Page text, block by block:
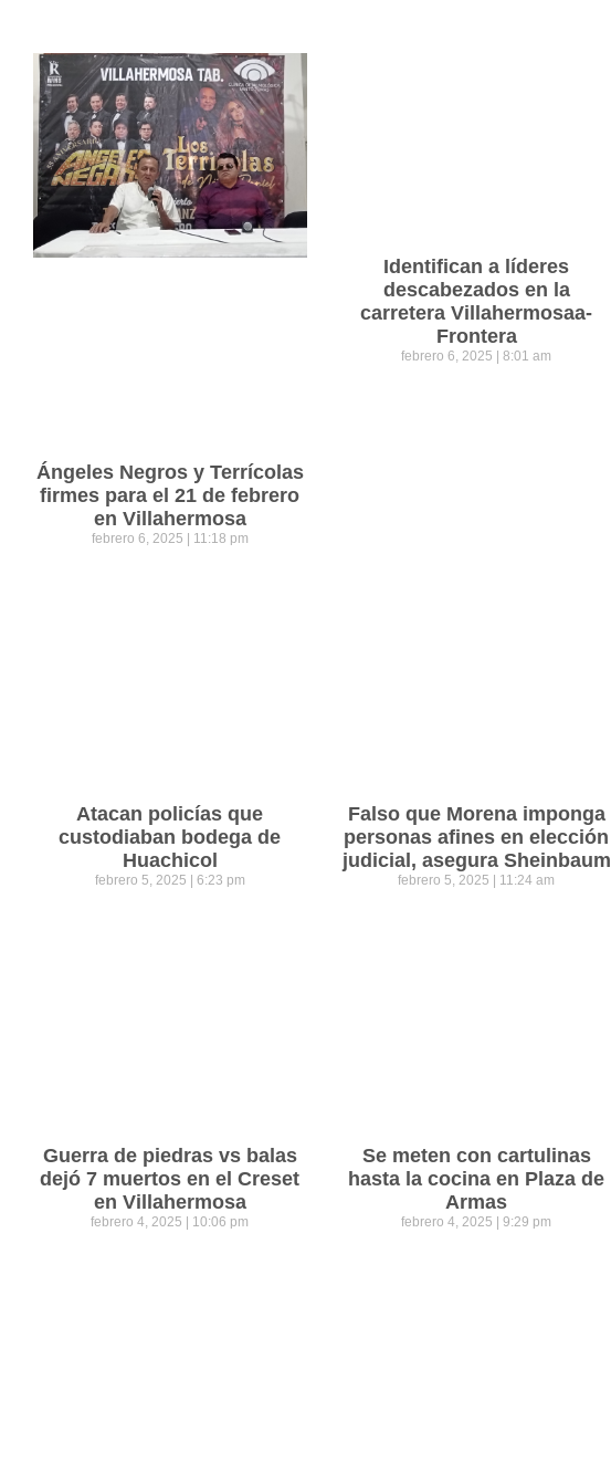
Ángeles Negros y Terrícolas
firmes para el 21 de febrero
en Villahermosa
febrero 6, 2025 11:18 pm
Identifican a líderes
descabezados en la
carretera Villahermosaa-
Frontera
febrero 6, 2025 8:01 am
Atacan policías que
custodiaban bodega de
Huachicol
febrero 5, 2025 6:23 pm
Falso que Morena imponga
personas afines en elección
judicial, asegura Sheinbaum
febrero 5, 2025 11:24 am
Guerra de piedras vs balas
dejó 7 muertos en el Creset
en Villahermosa
febrero 4, 2025 10:06 pm
Se meten con cartulinas
hasta la cocina en Plaza de
Armas
febrero 4, 2025 9:29 pm